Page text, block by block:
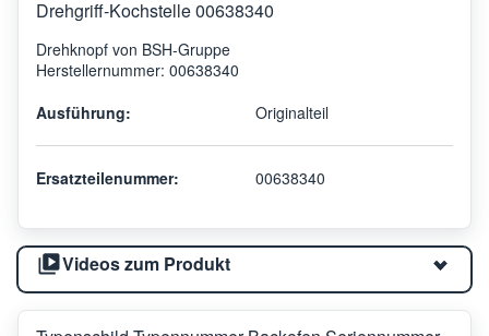
Drehgriff-Kochstelle 00638340
Drehknopf von BSH-Gruppe
Herstellernummer: 00638340
Ausführung:
Originalteil
Ersatzteilenummer: 00638340
Videos zum Produkt